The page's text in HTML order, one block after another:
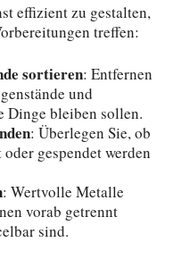
effizient zu gestalten,
treffen:
sortieren: Entfernen
und
Dinge bleiben sollen.
: Überlegen Sie, ob
gespendet werden
: Wertvolle Metalle
vorab getrennt
sind.